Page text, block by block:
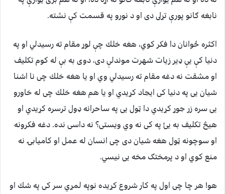
نابغه ګانو پورې تړلى دی او د نورو په قسمت كې نشته.
اكثره ځوانان دا فكر كوي، هغه خلك چې لوړ مقام ته رسيدلي او په
دنيا كې يې ډير زيات شهرت موندلې دى، دوی به بې له كوم تكليف
او مشقت نه دغه مقام ته رسيدلي وي او يا هغه خلك چى نا اشنا
شيان يى په دنيا كى ايجاد كړيدي او يا هم هغه خلك چى له خاورو
يى سره زر جوړ كړيدي دا ټول يى په ساحرانه ډول ترسره كړيدي او
هيڅ تكليف به يئ په كى نه وي ويستى؟ نه داسى نده. دغه فكرونه
او سوچونه ټول هغه شيان دى چى انسان له عمل او كاميابۍ نه
منع كوي او د پرمختګ مخه یی نیسي.
هو! هر چا چى اول په كار شروع كړيده نوپه لمړي سر كى په شك او